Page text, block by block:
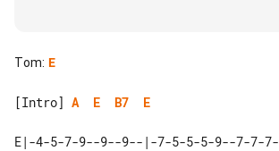
Tom: E
[Intro] A E B7 E
E|-4-5-7-9--9--9--|-7-5-5-5-9--7-7-7-